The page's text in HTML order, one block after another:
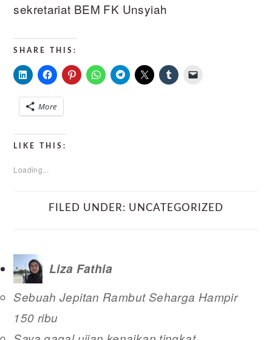
sekretariat BEM FK Unsyiah
SHARE THIS:
More
LIKE THIS:
Loading...
FILED UNDER: UNCATEGORIZED
Liza Fathia
Sebuah Jepitan Rambut Seharga Hampir
150 ribu